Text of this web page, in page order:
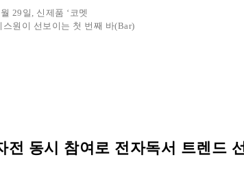
29일, 신제품 ‘코멧
원이 선보이는 첫 번째 바(Bar)
전 동시 참여로 전자독서 트렌드